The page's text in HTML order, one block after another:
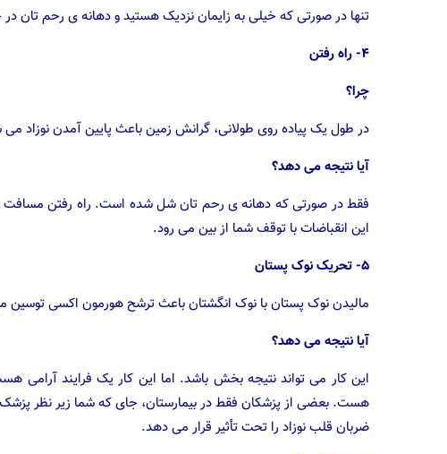
تنها در صورتی که خیلی به زایمان نزدیک هستید و دهانه ی رحم
۴- راه رفتن
چرا؟
در طول یک پیاده روی طولانی، گرانش زمین باعث پایین آمدن نوزاد
آیا نتیجه می دهد؟
فقط در صورتی که دهانه ی رحم تان شل شده است. راه رفتن مسافت
این انقباضات با توقف شما از بین می رود.
۵- تحریک نوک پستان
مالیدن نوک پستان با نوک انگشتان باعث ترشح هورمون اکسی
آیا نتیجه می دهد؟
این کار می تواند نتیجه بخش باشد. اما این کار یک فرایند
هست. بعضی از پزشکان فقط در بیمارستان، جای که شما زیر نظر پزشک
ضربان قلب نوزاد را تحت تأثیر قرار می دهد.